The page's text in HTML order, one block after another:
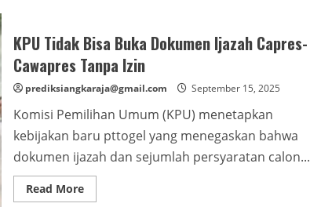
KPU Tidak Bisa Buka Dokumen Ijazah Capres-
Cawapres Tanpa Izin
prediksiangkaraja@gmail.com September 15, 2025
Komisi Pemilihan Umum (KPU) menetapkan
kebijakan baru pttogel yang menegaskan bahwa
dokumen ijazah dan sejumlah persyaratan calon...
Read MoreRead
more